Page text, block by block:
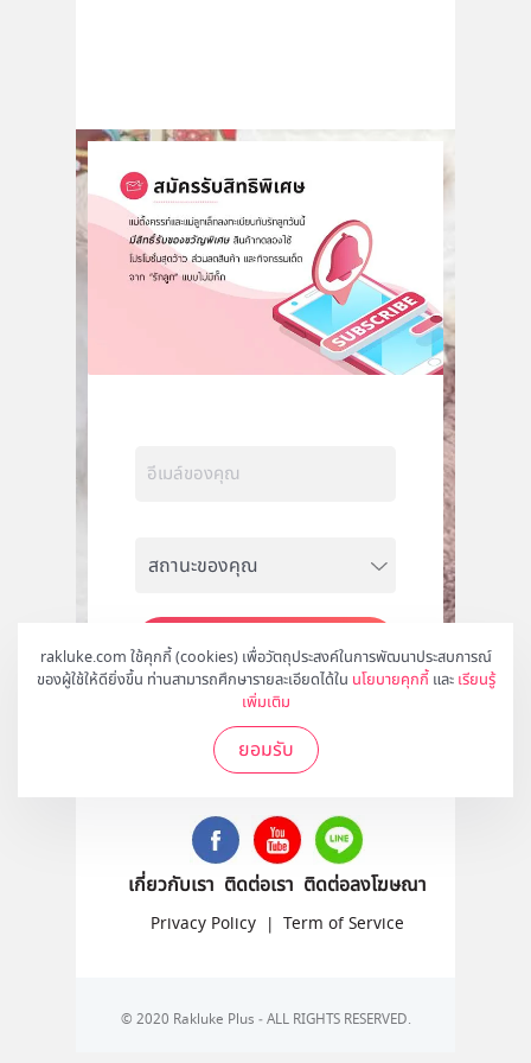
rakluke.com ใช้คุกกี้ (cookies) เพื่อวัตถุประสงค์ในการพัฒนาประสบการณ์
ของผู้ใช้ให้ดียิ่งขึ้น ท่านสามารถศึกษารายละเอียดได้ใน นโยบายคุกกี้ และ เรียนรู้
เพิ่มเติม
ยอมรับ
สมัคร
ติดตามเราได้ที่
เกี่ยวกับเรา ติดต่อเรา ติดต่อลงโฆษณา
Privacy Policy | Term of Service
© 2020 Rakluke Plus - ALL RIGHTS RESERVED.